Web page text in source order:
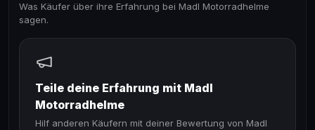
Was Käufer über ihre Erfahrung bei Madl Motorradhelme
sagen.
Teile deine Erfahrung mit Madl
Motorradhelme
Hilf anderen Käufern mit deiner Bewertung von Madl